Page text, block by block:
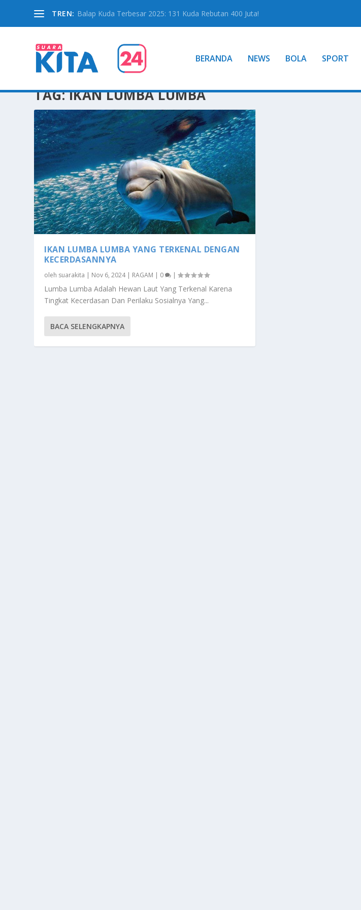
TREN: Balap Kuda Terbesar 2025: 131 Kuda Rebutan 400 Juta!
BERANDA NEWS BOLA SPORT
TAG:IKAN LUMBA LUMBA
IKAN LUMBA LUMBA YANG TERKENAL DENGAN
KECERDASANNYA
oleh suarakita | Nov 6, 2024| RAGAM | 0 |
Lumba Lumba Adalah Hewan Laut Yang Terkenal Karena
Tingkat Kecerdasan Dan Perilaku Sosialnya Yang...
BACA SELENGKAPNYA